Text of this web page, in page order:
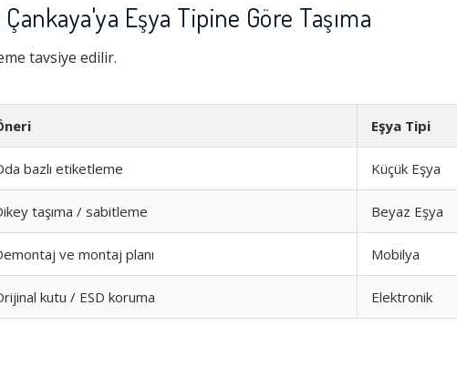
Eşya Tipine Göre Taşıma
tavsiye edilir.
Eşya Tipi
bazlı etiketleme Küçük Eşya
taşıma / sabitleme Beyaz Eşya
ve montaj planı Mobilya
kutu / ESD koruma Elektronik
Anlaşamadık
Fiyat Arrttırdı
Hizmeti -